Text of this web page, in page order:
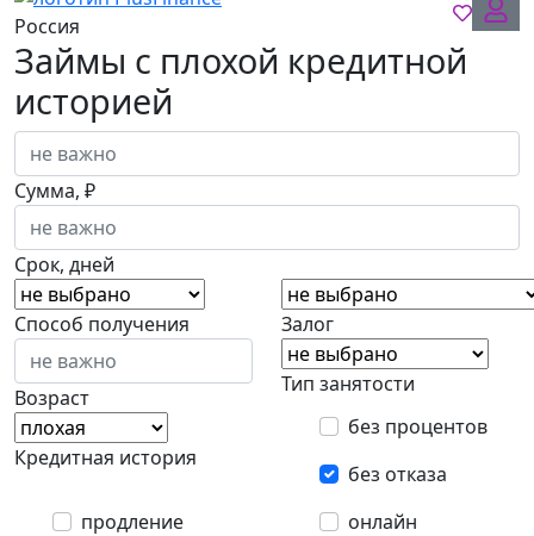
Россия
Займы с плохой кредитной
историей
Сумма, ₽
Срок, дней
Способ получения Залог
Возраст
Тип занятости
Кредитная история
без процентов
без отказа
продление
онлайн